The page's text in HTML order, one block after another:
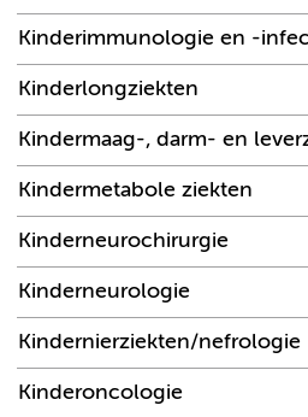
Kinderimmunologie en -
Kinderlongziekten
Kindermaag-, darm- en
Kindermetabole ziekten
Kinderneurochirurgie
Kinderneurologie
Kindernierziekten/nefrologie
Kinderoncologie